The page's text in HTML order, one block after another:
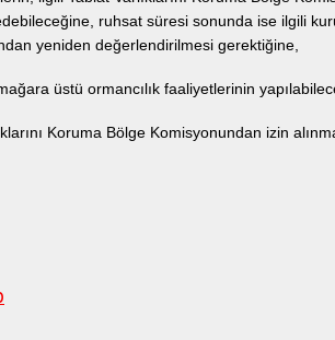
ruhsat süresi sonunda ise ilgili
yeniden değerlendirilmesi gerektiğine,
üstü ormancılık faaliyetlerinin
Koruma Bölge Komisyonundan izin